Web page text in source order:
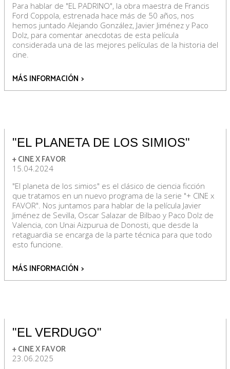
Para hablar de "EL PADRINO", la obra maestra de Francis
Ford Coppola, estrenada hace más de 50 años, nos
hemos juntado Alejando González, Javier Jiménez y Paco
Dolz, para comentar anecdotas de esta película
considerada una de las mejores películas de la historia del
cine.
MÁS INFORMACIÓN >
"EL PLANETA DE LOS SIMIOS"
+ CINE X FAVOR
15.04.2024
"El planeta de los simios" es el clásico de ciencia ficción
que tratamos en un nuevo programa de la serie "+ CINE x
FAVOR". Nos juntamos para hablar de la película Javier
Jiménez de Sevilla, Oscar Salazar de Bilbao y Paco Dolz de
Valencia, con Unai Aizpurua de Donosti, que desde la
retaguardia se encarga de la parte técnica para que todo
esto funcione.
MÁS INFORMACIÓN >
"EL VERDUGO"
+ CINE X FAVOR
23.06.2025